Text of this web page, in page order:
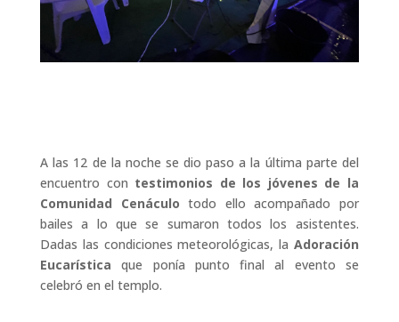
A las 12 de la noche se dio paso a la última parte del
encuentro con testimonios de los jóvenes de la
Comunidad Cenáculo todo ello acompañado por
bailes a lo que se sumaron todos los asistentes.
Dadas las condiciones meteorológicas, la Adoración
Eucarísticaque ponía punto final al evento se
celebró en el templo.